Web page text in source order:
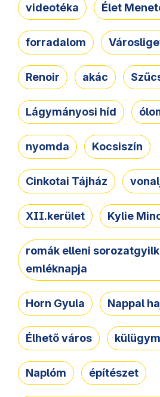
videotéka Élet
forradalom
Renoir akác
Lágymányosi híd
nyomda Kocsiszín
Cinkotai Tájház
XII.kerület Kylie
romák elleni
emléknapja
Horn Gyula Nappal
Élhető város
Naplóm építészet